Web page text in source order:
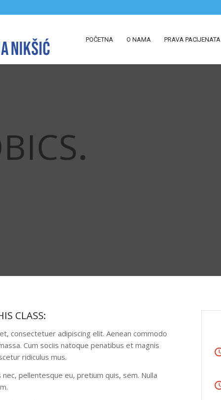
POČETNA O NAMA PRAVA PACIJENATA
.
CLASS:
consectetuer adipiscing elit. Aenean commodo
Cum sociis natoque penatibus et magnis
ridiculus mus.
pellentesque eu, pretium quis, sem. Nulla